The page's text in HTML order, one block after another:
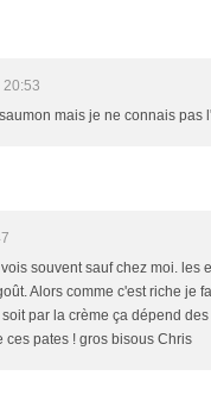
mais je ne connais
souvent sauf chez moi. les
Alors comme c'est riche je
par la crème ça dépend
ces pates ! gros bisous Chris